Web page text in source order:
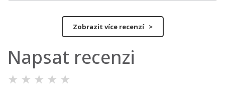
Zobrazit více recenzí >
Napsat recenzi
★ ★ ★ ★ ★